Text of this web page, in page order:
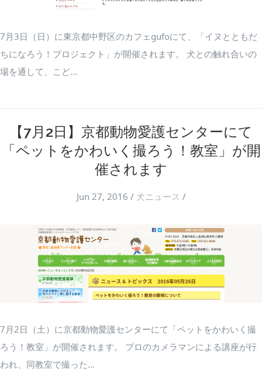
7月3日（日）に東京都中野区のカフェgufoにて、「イヌとともだ
ちになろう！プロジェクト」が開催されます。 犬との触れ合いの
場を通して、こど...
【7月2日】京都動物愛護センターにて
「ペットをかわいく撮ろう！教室」が開
催されます
Jun 27, 2016 / 犬ニュース /
7月2日（土）に京都動物愛護センターにて「ペットをかわいく撮
ろう！教室」が開催されます。 プロのカメラマンによる講座が行
われ、同教室で撮った...